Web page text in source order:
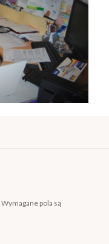
Wymagane pola są